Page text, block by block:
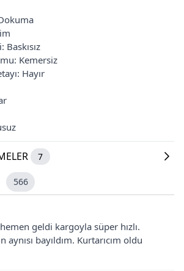
Baskısız
Kemersiz
Hayır
7
566
geldi kargoyla süper hızlı.
aynısı bayıldım. Kurtarıcım oldu